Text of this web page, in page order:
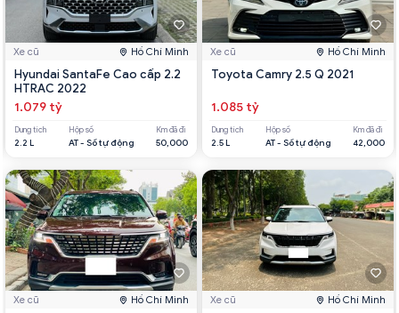
Xe cũ Hồ Chí Minh
Hyundai SantaFe Cao cấp 2.2
HTRAC 2022
1.079 tỷ
Dung tích
2.2 L
Hộp số
AT - Số tự động
Km đã đi
50,000
Xe cũ Hồ Chí Minh
Xe cũ Hồ Chí Minh
Toyota Camry 2.5 Q 2021
1.085 tỷ
Dung tích
2.5 L
Hộp số
AT - Số tự động
Km đã đi
42,000
Xe cũ Hồ Chí Minh